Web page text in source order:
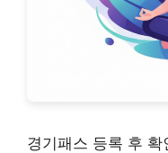
경기패스 등록 후